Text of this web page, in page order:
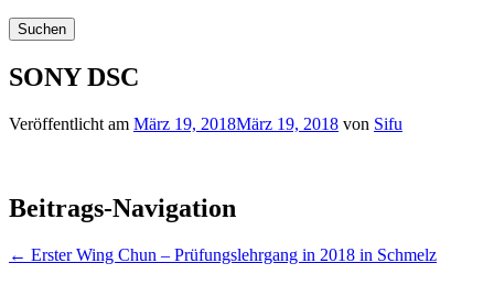
Suchen
SONY DSC
Veröffentlicht am März 19, 2018März 19, 2018 von Sifu
Beitrags-Navigation
← Erster Wing Chun – Prüfungslehrgang in 2018 in Schmelz